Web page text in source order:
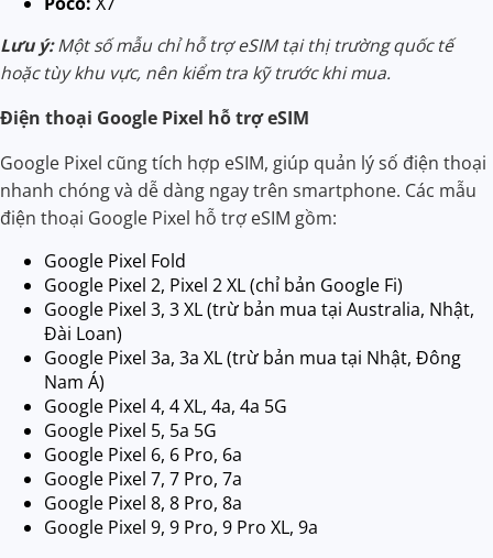
Lưu ý:Một số mẫu chỉ hỗ trợ eSIM tại thị trường quốc tế
hoặc tùy khu vực, nên kiểm tra kỹ trước khi mua.
Điện thoại Google Pixel hỗ trợ eSIM
Google Pixel cũng tích hợp eSIM, giúp quản lý số điện thoại
nhanh chóng và dễ dàng ngay trên smartphone. Các mẫu
điện thoại Google Pixel hỗ trợ eSIM gồm:
Google Pixel Fold
Google Pixel 2, Pixel 2 XL (chỉ bản Google Fi)
Google Pixel 3, 3 XL (trừ bản mua tại Australia, Nhật,
Đài Loan)
Google Pixel 3a, 3a XL (trừ bản mua tại Nhật, Đông
Nam Á)
Google Pixel 4, 4 XL, 4a, 4a 5G
Google Pixel 5, 5a 5G
Google Pixel 6, 6 Pro, 6a
Google Pixel 7, 7 Pro, 7a
Google Pixel 8, 8 Pro, 8a
Google Pixel 9, 9 Pro, 9 Pro XL, 9a